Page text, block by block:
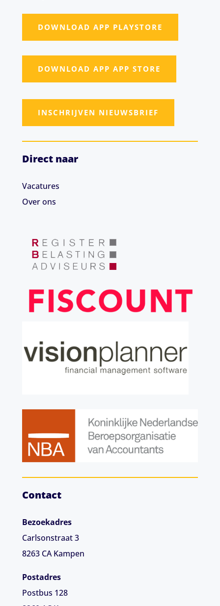
DOWNLOAD APP PLAYSTORE
DOWNLOAD APP APP STORE
INSCHRIJVEN NIEUWSBRIEF
Direct naar
Vacatures
Over ons
Contact
Bezoekadres
Carlsonstraat 3
8263 CA Kampen
Postadres
Postbus 128